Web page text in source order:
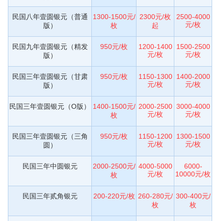
民国八年壹圆银元（普通
版）
1300-1500元/
枚
2300元/枚
起
2500-4000
元/枚
民国九年壹圆银元（精发
版）
950元/枚
1200-1400
元/枚
1500-2500
元/枚
民国三年壹圆银元（甘肃
版）
950元/枚
1150-1300
元/枚
1400-2000
元/枚
民国三年壹圆银元（O版）
1400-1500元/
枚
2000-2500
元/枚
3000-4000
元/枚
民国三年壹圆银元（三角
圆）
950元/枚
1150-1200
元/枚
1300-1500
元/枚
民国三年中圆银元
2000-2500元/
枚
4000-5000
元/枚
6000-
10000元/枚
民国三年贰角银元 200-220元/枚 260-280元/
枚
300-400元/
枚